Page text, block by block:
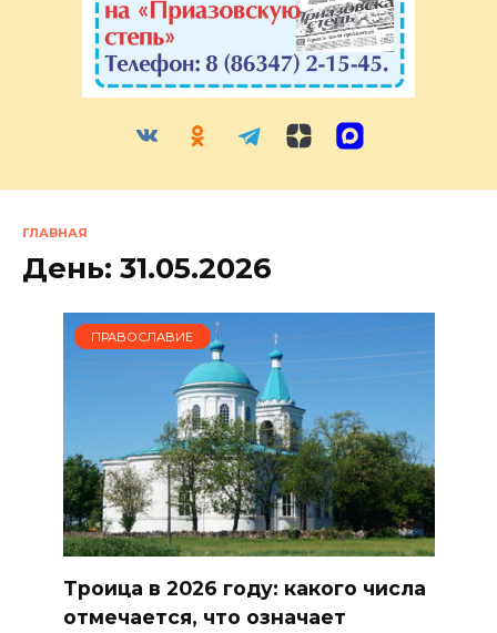
ГЛАВНАЯ
День: 31.05.2026
ПРАВОСЛАВИЕ
Троица в 2026 году: какого числа
отмечается, что означает